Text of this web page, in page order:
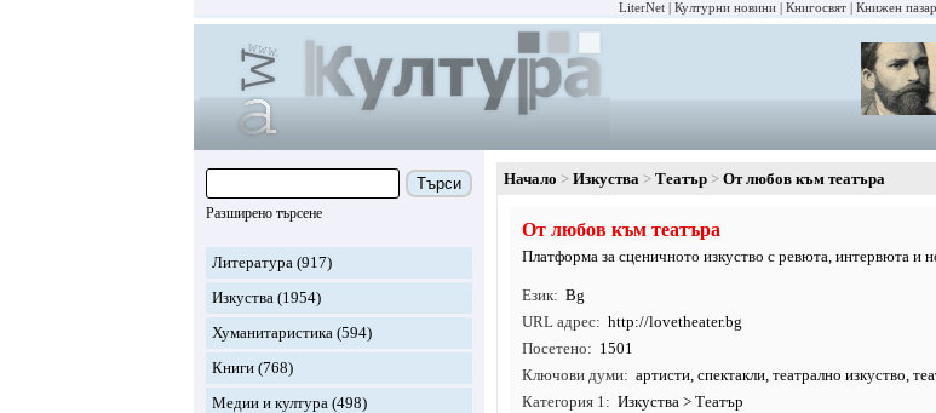
LiterNet Културни новини Книгосвят Книжен пазар
Търси
Разширено търсене
Литература (917)
Изкуства (1954)
Хуманитаристика (594)
Книги (768)
Медии и култура (498)
Начало Изкуства Театър От любов към театъра
От любов към театъра
Платформа за сценичното изкуство с ревюта, интервюта и
Език
Bg
URL адрес
http://lovetheater.bg
Посетено
1501
Ключови думи
артисти, спектакли, театрално изкуство,
Категория 1
Изкуства > Театър